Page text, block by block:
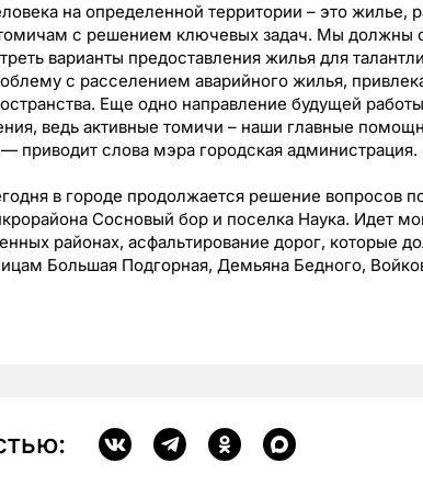
на определенной территории – это жилье,
с решением ключевых задач. Мы должны
варианты предоставления жилья для
с расселением аварийного жилья,
Еще одно направление будущей
ведь активные томичи – наши главные
приводит слова мэра городская администрация.
в городе продолжается решение вопросов
Сосновый бор и поселка Наука. Идет
районах, асфальтирование дорог, которые
Большая Подгорная, Демьяна Бедного,